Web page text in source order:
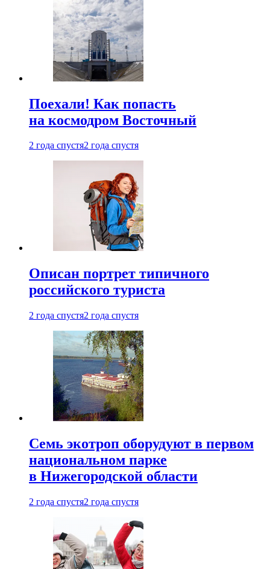
Поехали! Как попасть
на космодром Восточный
2 года спустя2 года спустя
Описан портрет типичного
российского туриста
2 года спустя2 года спустя
Семь экотроп оборудуют в первом
национальном парке
в Нижегородской области
2 года спустя2 года спустя